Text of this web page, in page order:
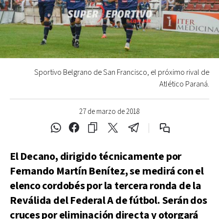
27 de marzo de 2018
Sportivo Belgrano de San Francisco, el próximo rival de
Atlético Paraná.
El Decano, dirigido técnicamente por
Fernando Martín Benítez, se medirá con el
elenco cordobés por la tercera ronda de la
Reválida del Federal A de fútbol. Serán dos
cruces por eliminación directa y otorgará